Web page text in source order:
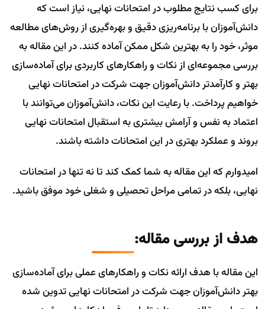
برای کسب نتایج مطلوب در امتحانات نهایی، نیاز است که
دانش‌آموزان با برنامه‌ریزی دقیق و بهره‌گیری از روش‌های مطالعه
موثر، خود را به بهترین شکل ممکن آماده کنند. در این مقاله به
بررسی مجموعه‌ای از نکات و راهکارهای کاربردی برای آماده‌سازی
بهتر و کارآمدتر دانش‌آموزان جهت شرکت در امتحانات نهایی
خواهیم پرداخت. با رعایت این نکات، دانش‌آموزان می‌توانند با
اعتماد به نفس و آرامش بیشتری به استقبال امتحانات نهایی
بروند و عملکرد بهتری در این امتحانات داشته باشند.
امیدوارم که این مقاله به شما کمک کند تا نه تنها در امتحانات
نهایی، بلکه در تمامی مراحل تحصیلی و شغلی خود موفق باشید.
هدف از بررسی مقاله:
این مقاله با هدف ارائه نکات و راهکارهای عملی برای آماده‌سازی
بهتر دانش‌آموزان جهت شرکت در امتحانات نهایی تدوین شده